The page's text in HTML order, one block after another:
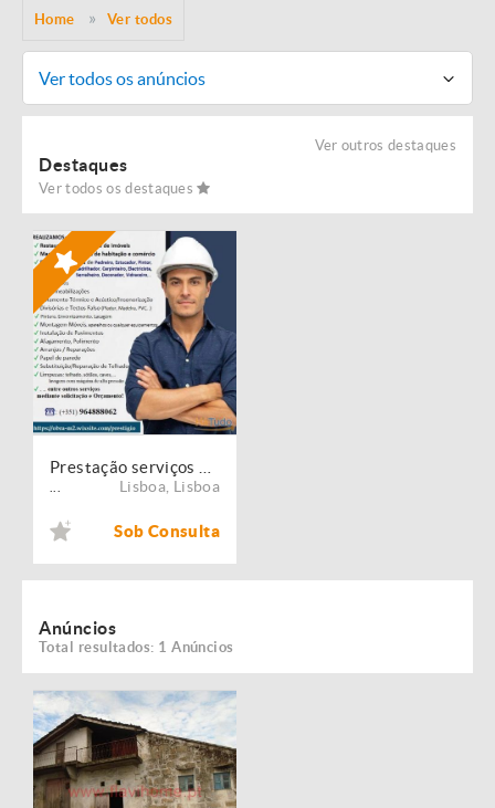
Home Ver todos
Ver todos os anúncios
Ver outros destaques
Destaques
Ver todos os destaques
Lisboa Lisboa
Sob Consulta
Anúncios
Total resultados: 1 Anúncios